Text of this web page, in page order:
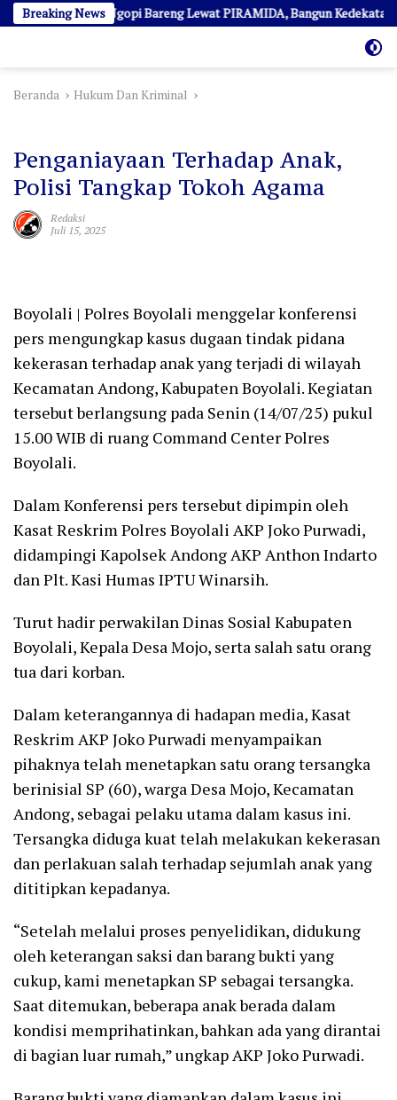
Langsung
ke
Breaking News
Awak Media Ngopi Bareng Lewat PIRAMIDA, Bangun Kedekatan dan
Beranda Hukum Dan Kriminal
Penganiayaan Terhadap Anak,
Polisi Tangkap Tokoh Agama
Redaksi
Juli 15, 2025
Boyolali | Polres Boyolali menggelar konferensi
pers mengungkap kasus dugaan tindak pidana
kekerasan terhadap anak yang terjadi di wilayah
Kecamatan Andong, Kabupaten Boyolali. Kegiatan
tersebut berlangsung pada Senin (14/07/25) pukul
15.00 WIB di ruang Command Center Polres
Boyolali.
Dalam Konferensi pers tersebut dipimpin oleh
Kasat Reskrim Polres Boyolali AKP Joko Purwadi,
didampingi Kapolsek Andong AKP Anthon Indarto
dan Plt. Kasi Humas IPTU Winarsih.
Turut hadir perwakilan Dinas Sosial Kabupaten
Boyolali, Kepala Desa Mojo, serta salah satu orang
tua dari korban.
Dalam keterangannya di hadapan media, Kasat
Reskrim AKP Joko Purwadi menyampaikan
pihaknya telah menetapkan satu orang tersangka
berinisial SP (60), warga Desa Mojo, Kecamatan
Andong, sebagai pelaku utama dalam kasus ini.
Tersangka diduga kuat telah melakukan kekerasan
dan perlakuan salah terhadap sejumlah anak yang
dititipkan kepadanya.
“Setelah melalui proses penyelidikan, didukung
oleh keterangan saksi dan barang bukti yang
cukup, kami menetapkan SP sebagai tersangka.
Saat ditemukan, beberapa anak berada dalam
kondisi memprihatinkan, bahkan ada yang dirantai
di bagian luar rumah,” ungkap AKP Joko Purwadi.